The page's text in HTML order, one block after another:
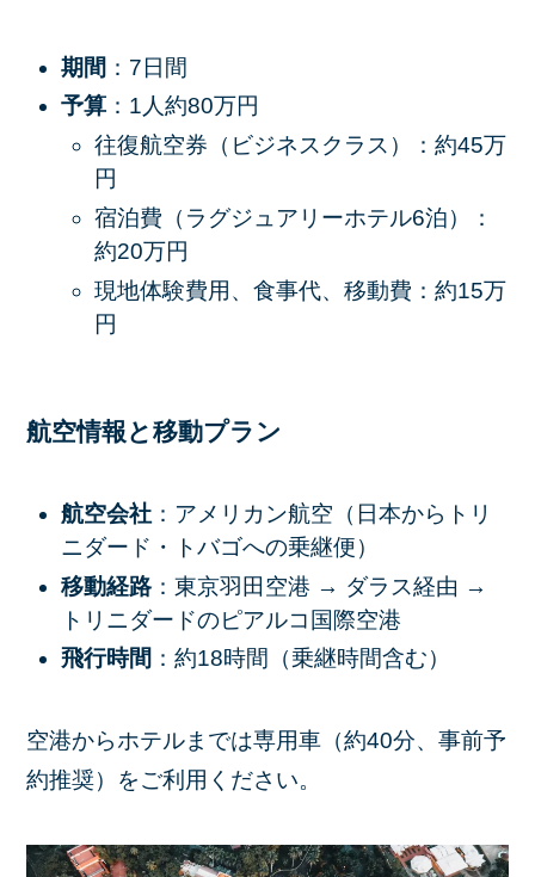
期間 ：7日間
予算：1人約80万円
往復航空券（ビジネスクラス）：約45万
円
宿泊費（ラグジュアリーホテル6泊）：
約20万円
現地体験費用、食事代、移動費：約15万
円
航空情報と移動プラン
航空会社：アメリカン航空（日本からトリ
ニダード・トバゴへの乗継便）
移動経路：東京羽田空港 → ダラス経由 →
トリニダードのピアルコ国際空港
飛行時間 ：約18時間（乗継時間含む）
空港からホテルまでは専用車（約40分、事前予
約推奨）をご利用ください。